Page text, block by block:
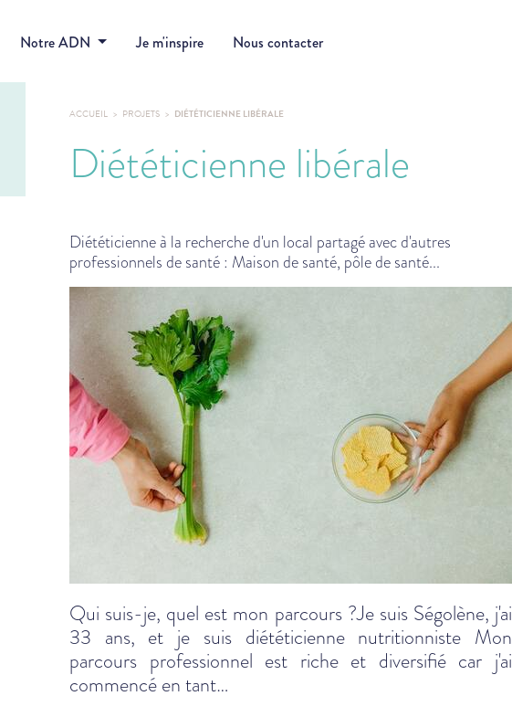
Notre ADN Je m'inspire Nous contacter
ACCUEIL PROJETS DIÉTÉTICIENNE LIBÉRALE
Diététicienne libérale
Diététicienne à la recherche d'un local partagé avec d'autres
professionnels de santé : Maison de santé, pôle de santé...
Qui suis-je, quel est mon parcours ?Je suis Ségolène, j'ai
33 ans, et je suis diététicienne nutritionniste Mon
parcours professionnel est riche et diversifié car j'ai
commencé en tant…